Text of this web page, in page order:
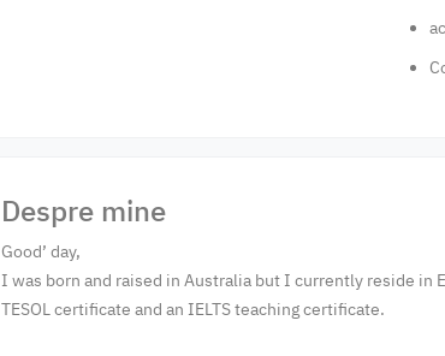
Despre mine
Good’ day,
I was born and raised in Australia but I currently reside in
TESOL certificate and an IELTS teaching certificate.